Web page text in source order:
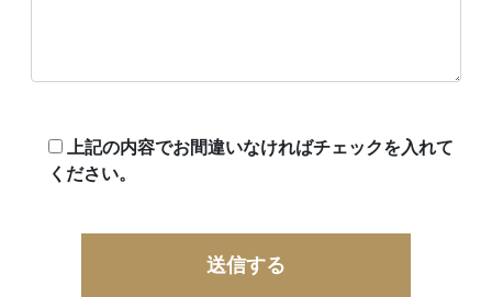
上記の内容でお間違いなければチェックを入れて
ください。